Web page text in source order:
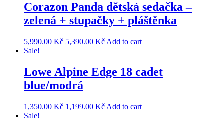
Corazon Panda dětská sedačka –
zelená + stupačky + pláštěnka
5,990.00Kč 5,390.00 Kč Add to cart
Sale!
Lowe Alpine Edge 18 cadet
blue/modrá
1,350.00Kč 1,199.00 Kč Add to cart
Sale!